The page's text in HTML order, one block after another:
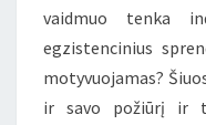
vaidmuo tenka
egzistencinius
motyvuojamas?
ir savo požiūrį ir